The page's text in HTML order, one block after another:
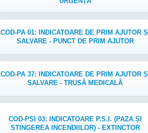
COD-PA 01: INDICATOARE DE PRIM AJUTOR ȘI
SALVARE - PUNCT DE PRIM AJUTOR
COD-PA 37: INDICATOARE DE PRIM AJUTOR ȘI
SALVARE - TRUSĂ MEDICALĂ
COD-PSI 03: INDICATOARE P.S.I. (PAZA ȘI
STINGEREA INCENDIILOR) - EXTINCTOR